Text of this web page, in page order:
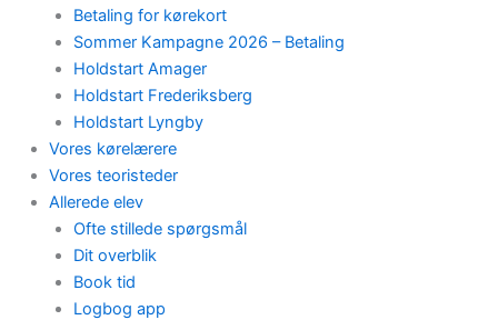
Betaling for kørekort
Sommer Kampagne 2026 – Betaling
Holdstart Amager
Holdstart Frederiksberg
Holdstart Lyngby
Vores kørelærere
Vores teoristeder
Allerede elev
Ofte stillede spørgsmål
Dit overblik
Book tid
Logbog app